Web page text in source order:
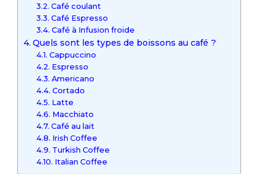
Café coulant
Café Espresso
Café à Infusion froide
Quels sont les types de boissons au café ?
Cappuccino
Espresso
Americano
Cortado
Latte
Macchiato
Café au lait
Irish Coffee
Turkish Coffee
Italian Coffee